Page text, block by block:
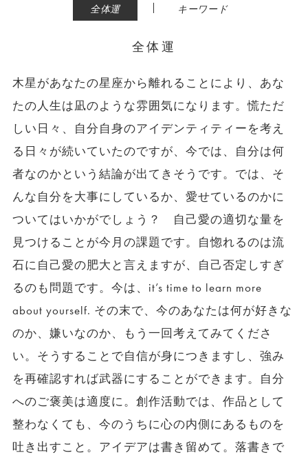
全体運 | キーワード
全体運
木星があなたの星座から離れることにより、あな
たの人生は凪のような雰囲気になります。慌ただ
しい日々、自分自身のアイデンティティーを考え
る日々が続いていたのですが、今では、自分は何
者なのかという結論が出てきそうです。では、そ
んな自分を大事にしているか、愛せているのかに
ついてはいかがでしょう？ 自己愛の適切な量を
見つけることが今月の課題です。自惚れるのは流
石に自己愛の肥大と言えますが、自己否定しすぎ
るのも問題です。今は、it’s time to learn more
about yourself. その末で、今のあなたは何が好きな
のか、嫌いなのか、もう一回考えてみてくださ
い。そうすることで自信が身につきますし、強み
を再確認すれば武器にすることができます。自分
へのご褒美は適度に。創作活動では、作品として
整わなくても、今のうちに心の内側にあるものを
吐き出すこと。アイデアは書き留めて。落書きで